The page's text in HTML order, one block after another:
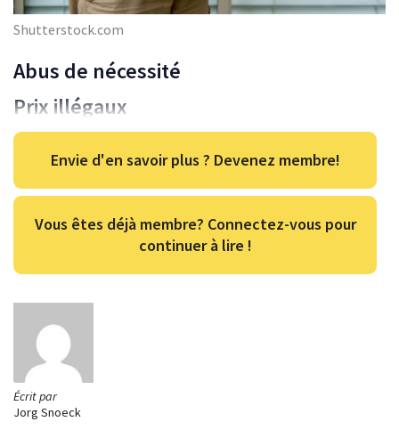
Écrit par
Jorg Snoeck
Shutterstock.com
Abus de nécessité
Prix illégaux
Envie d'en savoir plus ? Devenez membre!
Vous êtes déjà membre? Connectez-vous pour
continuer à lire !